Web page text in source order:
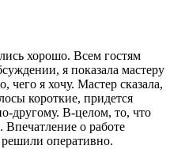
хорошо. Всем гостям
я показала мастеру
чего я хочу. Мастер сказала,
короткие, придется
другому. В-целом, то, что
о работе
оперативно.